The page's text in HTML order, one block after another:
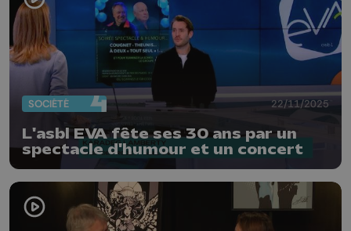
SOCIÉTÉ 22/11/2025
L'asbl EVA fête ses 30 ans par un
spectacle d'humour et un concert